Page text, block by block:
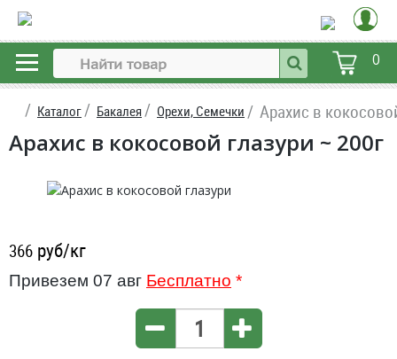
0
Каталог Бакалея Орехи, Семечки Арахис в
Арахис в кокосовой глазури ~ 200г
366 руб/кг
Привезем 07 авг Бесплатно *